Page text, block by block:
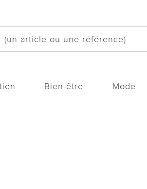
Bien-être Mode